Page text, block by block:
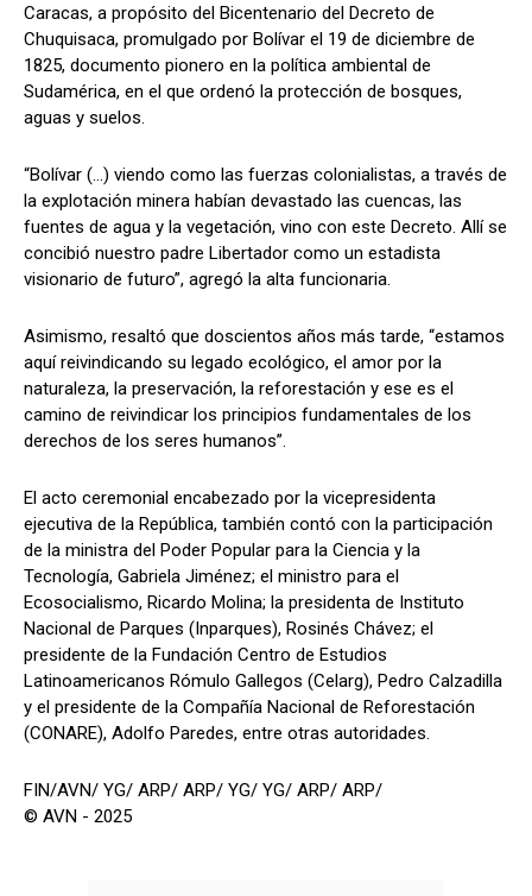
Caracas, a propósito del Bicentenario del Decreto de
Chuquisaca, promulgado por Bolívar el 19 de diciembre de
1825, documento pionero en la política ambiental de
Sudamérica, en el que ordenó la protección de bosques,
aguas y suelos.
“Bolívar (…) viendo como las fuerzas colonialistas, a través de
la explotación minera habían devastado las cuencas, las
fuentes de agua y la vegetación, vino con este Decreto. Allí se
concibió nuestro padre Libertador como un estadista
visionario de futuro”, agregó la alta funcionaria.
Asimismo, resaltó que doscientos años más tarde, “estamos
aquí reivindicando su legado ecológico, el amor por la
naturaleza, la preservación, la reforestación y ese es el
camino de reivindicar los principios fundamentales de los
derechos de los seres humanos”.
El acto ceremonial encabezado por la vicepresidenta
ejecutiva de la República, también contó con la participación
de la ministra del Poder Popular para la Ciencia y la
Tecnología, Gabriela Jiménez; el ministro para el
Ecosocialismo, Ricardo Molina; la presidenta de Instituto
Nacional de Parques (Inparques), Rosinés Chávez; el
presidente de la Fundación Centro de Estudios
Latinoamericanos Rómulo Gallegos (Celarg), Pedro Calzadilla
y el presidente de la Compañía Nacional de Reforestación
(CONARE), Adolfo Paredes, entre otras autoridades.
FIN/AVN/ YG/ ARP/ ARP/ YG/ YG/ ARP/ ARP/
© AVN - 2025